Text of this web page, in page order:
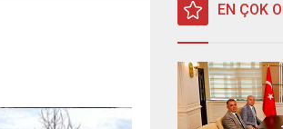
EN ÇOK